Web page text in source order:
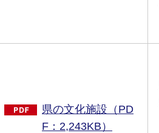
県の文化施設（PD
F：2,243KB）